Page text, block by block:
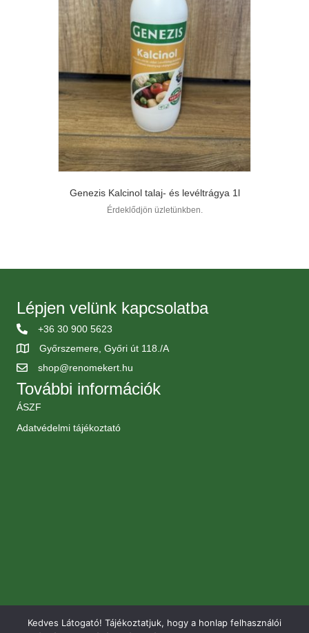
Genezis Kalcinol talaj- és levéltrágya 1l
Érdeklődjön üzletünkben.
Lépjen velünk kapcsolatba
+36 30 900 5623
Győrszemere, Győri út 118./A
shop@renomekert.hu
További információk
ÁSZF
Adatvédelmi tájékoztató
Kedves Látogató! Tájékoztatjuk, hogy a honlap felhasználói